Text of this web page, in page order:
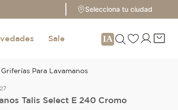
Selecciona tu ciudad
Sale
Griferías Para Lavamanos
Talis Select E 240 Cromo